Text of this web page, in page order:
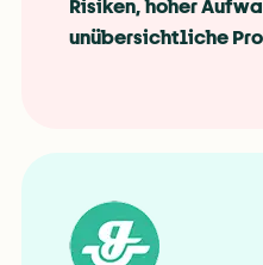
Risiken, hoher
unübersichtliche